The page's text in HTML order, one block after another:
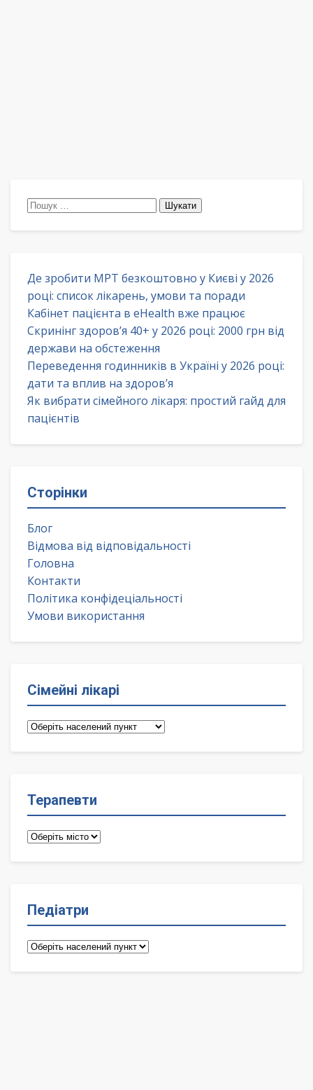
Пошук:
Де зробити МРТ безкоштовно у Києві у 2026
році: список лікарень, умови та поради
Кабінет пацієнта в eHealth вже працює
Скринінг здоров’я 40+ у 2026 році: 2000 грн від
держави на обстеження
Переведення годинників в Україні у 2026 році:
дати та вплив на здоров’я
Як вибрати сімейного лікаря: простий гайд для
пацієнтів
Сторінки
Блог
Відмова від відповідальності
Головна
Контакти
Політика конфідеціальності
Умови використання
Сімейні лікарі
Сімейні
Терапевти
Терапевти
Педіатри
Педіатри